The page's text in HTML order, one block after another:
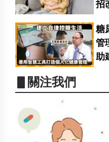
招
糖
管
助
▋關注我們